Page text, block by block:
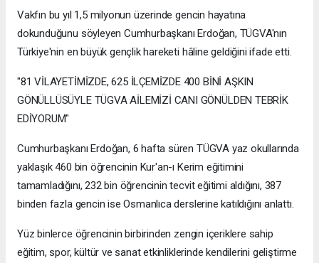
Vakfın bu yıl 1,5 milyonun üzerinde gencin hayatına
dokunduğunu söyleyen Cumhurbaşkanı Erdoğan, TÜGVA'nın
Türkiye'nin en büyük gençlik hareketi hâline geldiğini ifade etti.
"81 VİLAYETİMİZDE, 625 İLÇEMİZDE 400 BİNİ AŞKIN
GÖNÜLLÜSÜYLE TÜGVA AİLEMİZİ CANI GÖNÜLDEN TEBRİK
EDİYORUM"
Cumhurbaşkanı Erdoğan, 6 hafta süren TÜGVA yaz okullarında
yaklaşık 460 bin öğrencinin Kur'an-ı Kerim eğitimini
tamamladığını, 232 bin öğrencinin tecvit eğitimi aldığını, 387
binden fazla gencin ise Osmanlıca derslerine katıldığını anlattı.
Yüz binlerce öğrencinin birbirinden zengin içeriklere sahip
eğitim, spor, kültür ve sanat etkinliklerinde kendilerini geliştirme